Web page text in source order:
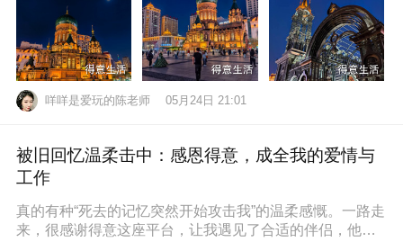
咩咩是爱玩的陈老师 05月24日 21:01
被旧回忆温柔击中：感恩得意，成全我的爱情与
工作
真的有种“死去的记忆突然开始攻击我”的温柔感慨。一路走
来，很感谢得意这座平台，让我遇见了合适的伴侣，他也